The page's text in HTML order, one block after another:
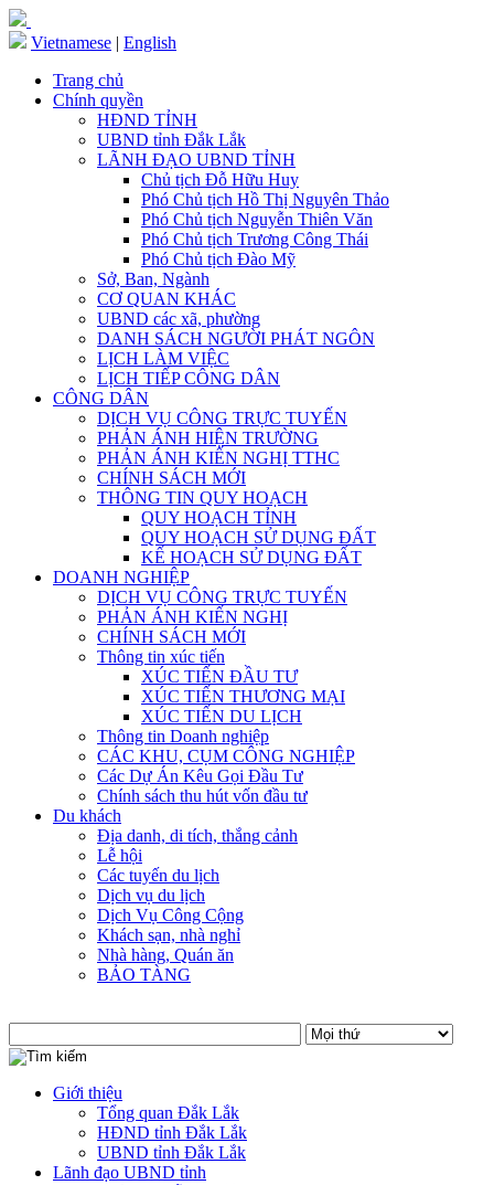
Vietnamese | English
Trang chủ
Chính quyền
HĐND TỈNH
UBND tỉnh Đắk Lắk
LÃNH ĐẠO UBND TỈNH
Chủ tịch Đỗ Hữu Huy
Phó Chủ tịch Hồ Thị Nguyên Thảo
Phó Chủ tịch Nguyễn Thiên Văn
Phó Chủ tịch Trương Công Thái
Phó Chủ tịch Đào Mỹ
Sở, Ban, Ngành
CƠ QUAN KHÁC
UBND các xã, phường
DANH SÁCH NGƯỜI PHÁT NGÔN
LỊCH LÀM VIỆC
LỊCH TIẾP CÔNG DÂN
CÔNG DÂN
DỊCH VỤ CÔNG TRỰC TUYẾN
PHẢN ÁNH HIỆN TRƯỜNG
PHẢN ÁNH KIẾN NGHỊ TTHC
CHÍNH SÁCH MỚI
THÔNG TIN QUY HOẠCH
QUY HOẠCH TỈNH
QUY HOẠCH SỬ DỤNG ĐẤT
KẾ HOẠCH SỬ DỤNG ĐẤT
DOANH NGHIỆP
DỊCH VỤ CÔNG TRỰC TUYẾN
PHẢN ÁNH KIẾN NGHỊ
CHÍNH SÁCH MỚI
Thông tin xúc tiến
XÚC TIẾN ĐẦU TƯ
XÚC TIẾN THƯƠNG MẠI
XÚC TIẾN DU LỊCH
Thông tin Doanh nghiệp
CÁC KHU, CỤM CÔNG NGHIỆP
Các Dự Án Kêu Gọi Đầu Tư
Chính sách thu hút vốn đầu tư
Du khách
Địa danh, di tích, thắng cảnh
Lễ hội
Các tuyến du lịch
Dịch vụ du lịch
Dịch Vụ Công Cộng
Khách sạn, nhà nghỉ
Nhà hàng, Quán ăn
BẢO TÀNG
Giới thiệu
Tổng quan Đắk Lắk
HĐND tỉnh Đắk Lắk
UBND tỉnh Đắk Lắk
Lãnh đạo UBND tỉnh